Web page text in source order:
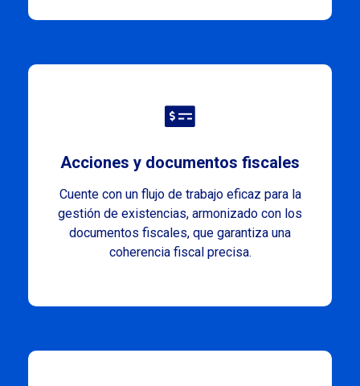
Acciones y documentos fiscales
Cuente con un flujo de trabajo eficaz para la
gestión de existencias, armonizado con los
documentos fiscales, que garantiza una
coherencia fiscal precisa.